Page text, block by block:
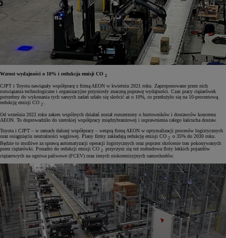
Wzrost wydajności o 10% i redukcja emisji CO 2
CJPT i Toyota nawiązały współpracę z firmą AEON w kwietniu 2021 roku. Zaproponowane przez nich
rozwiązania technologiczne i organizacyjne przyniosły znaczną poprawę wydajności. Czas pracy ciężarówek
potrzebny do wykonania tych samych zadań udało się skrócić aż o 10%, co przełożyło się na 10-procentową
redukcję emisji CO 2
Od września 2022 roku zakres wspólnych działań został rozszerzony o hurtowników i dostawców koncernu
AEON. To doprowadziło do szerokiej współpracy międzybranżowej i usprawnienia całego łańcucha dostaw.
Toyota i CJPT – w ramach dalszej współpracy – wesprą firmę AEON w optymalizacji procesów logistycznych
oraz osiągnięciu neutralności węglowej. Plany firmy zakładają redukcję emisji CO 2 o 35% do 2030 roku.
Będzie to możliwe za sprawą automatyzacji operacji logistycznych oraz poprzez skrócenie tras pokonywanych
przez ciężarówki. Ponadto do redukcji emisji CO 2 przyczyni się też rozbudowa floty lekkich pojazdów
ciężarowych na ogniwa paliwowe (FCEV) oraz innych niskoemisyjnych samochodów.